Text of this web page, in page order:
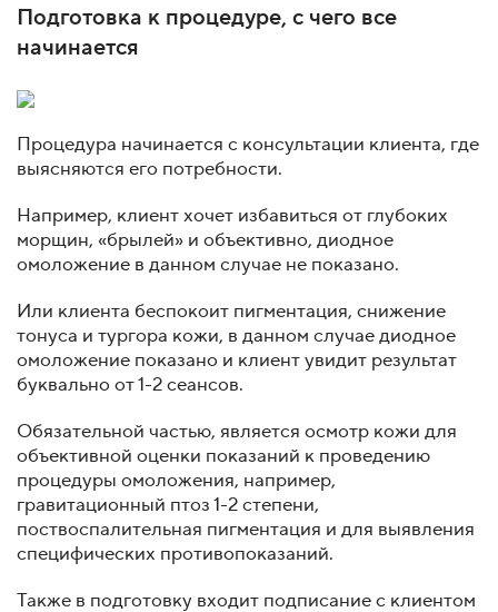
Подготовка к процедуре, с чего все
начинается
Процедура начинается с консультации клиента, где
выясняются его потребности.
Например, клиент хочет избавиться от глубоких
морщин, «брылей» и объективно, диодное
омоложение в данном случае не показано.
Или клиента беспокоит пигментация, снижение
тонуса и тургора кожи, в данном случае диодное
омоложение показано и клиент увидит результат
буквально от 1-2 сеансов.
Обязательной частью, является осмотр кожи для
объективной оценки показаний к проведению
процедуры омоложения, например,
гравитационный птоз 1-2 степени,
поствоспалительная пигментация и для выявления
специфических противопоказаний.
Также в подготовку входит подписание с клиентом